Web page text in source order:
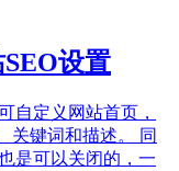
设置
自定义网站首页，
关键词和描述。 同
是可以关闭的，一